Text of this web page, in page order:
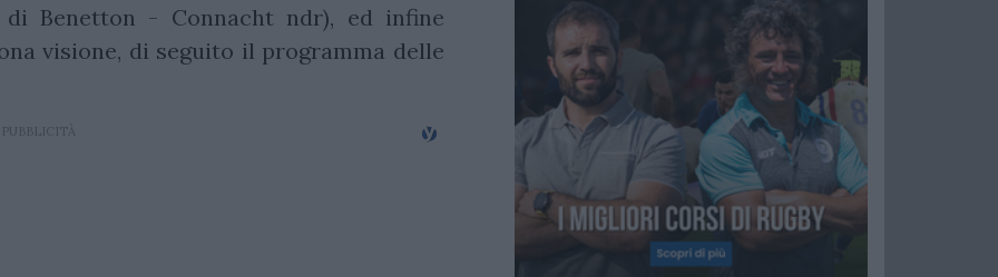
Benetton - Connacht ndr), ed infine
visione, di seguito il programma delle